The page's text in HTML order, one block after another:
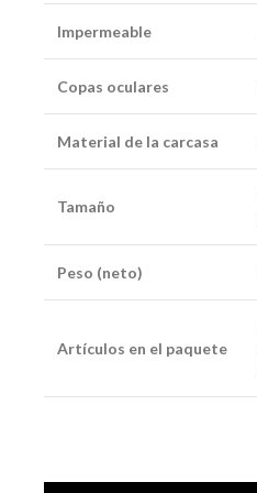
Impermeable
Copas oculares
Material de la carcasa
Tamaño
Peso (neto)
Artículos en el paquete